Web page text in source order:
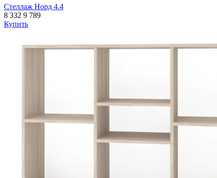
Стеллаж Норд 4.4
8 332 9 789
Купить